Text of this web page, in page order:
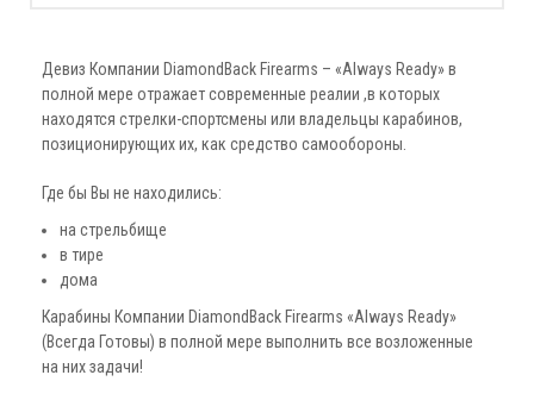
Девиз Компании DiamondBack Firearms – «Always Ready» в
полной мере отражает современные реалии ,в которых
находятся стрелки-спортсмены или владельцы карабинов,
позиционирующих их, как средство самообороны.
Где бы Вы не находились:
на стрельбище
в тире
дома
Карабины Компании DiamondBack Firearms «Always Ready»
(Всегда Готовы) в полной мере выполнить все возложенные
на них задачи!